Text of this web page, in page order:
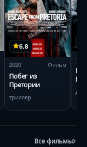
6.8
2020 Фильм
Побег из
Претории
триллер
1994
Все фильмы